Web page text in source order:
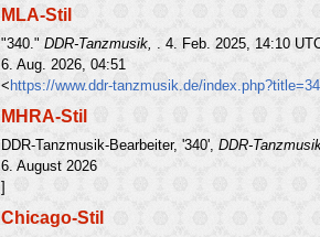
MLA-Stil
"340."DDR-Tanzmusik, . 4. Feb. 2025, 14:10
6. Aug. 2026, 04:51
< https://www.ddr-tanzmusik.de/
MHRA-Stil
DDR-Tanzmusik-Bearbeiter, '340',DDR-
6. August 2026
]
Chicago-Stil